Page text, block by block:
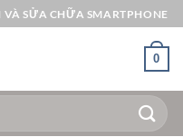
SỬA CHỮA SMARTPHONE
0